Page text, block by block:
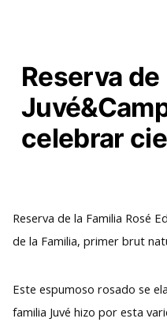
Reserva
celebrar
Reserva de la Familia Rosé
de la Familia, primer brut
Este espumoso rosado se
familia Juvé hizo por esta